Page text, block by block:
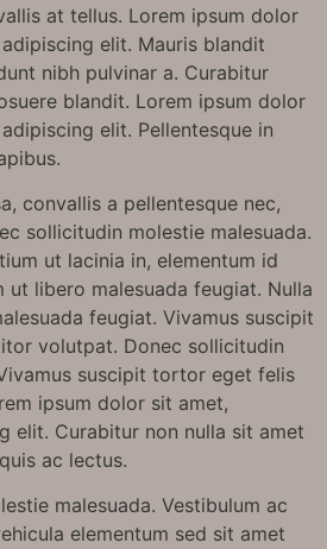
at tellus. Lorem ipsum dolor
elit. Mauris blandit
nibh pulvinar a. Curabitur
blandit. Lorem ipsum dolor
elit. Pellentesque in
convallis a pellentesque nec,
sollicitudin molestie malesuada.
ut lacinia in, elementum id
ut libero malesuada feugiat. Nulla
feugiat. Vivamus suscipit
volutpat. Donec sollicitudin
suscipit tortor eget felis
ipsum dolor sit amet,
elit. Curabitur non nulla sit amet
ac lectus.
malesuada. Vestibulum ac
elementum sed sit amet